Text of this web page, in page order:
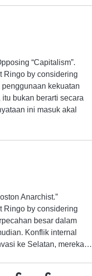
“Capitalism”.
Ringo by considering
kekuatan
bukan berarti secara
ini masuk akal
Anarchist.”
Ringo by considering
besar dalam
Konflik internal
ke Selatan, mereka…